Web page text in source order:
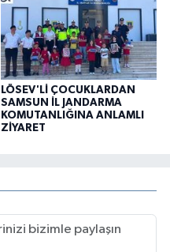
LÖSEV'Lİ ÇOCUKLARDAN
SAMSUN İL JANDARMA
KOMUTANLIĞINA ANLAMLI
ZİYARET